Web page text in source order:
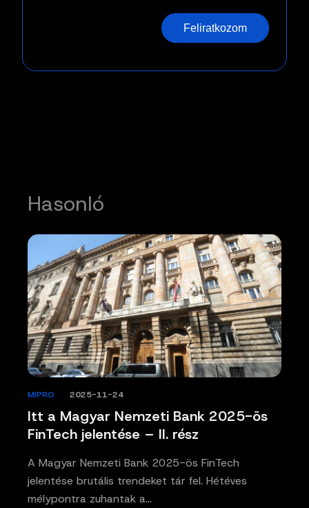
Feliratkozom
Hasonló
Itt a Magyar Nemzeti Bank 2025-ös
FinTech jelentése – II. rész
MIPRO 2025-11-24
A Magyar Nemzeti Bank 2025-ös FinTech
jelentése brutális trendeket tár fel. Hétéves
mélypontra zuhantak a…